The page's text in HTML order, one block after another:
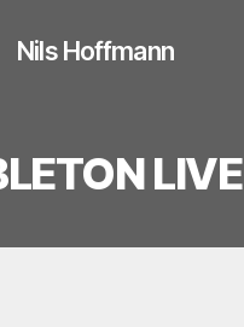
Nils Hoffmann
LIVE